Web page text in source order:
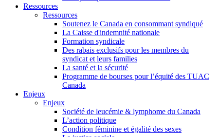
Ressources
Ressources
Soutenez le Canada en consommant syndiqué
La Caisse d'indemnité nationale
Formation syndicale
Des rabais exclusifs pour les membres du
syndicat et leurs families
La santé et la sécurité
Programme de bourses pour l’équité des TUAC
Canada
Enjeux
Enjeux
Société de leucémie & lymphome du Canada
L’action politique
Condition féminine et égalité des sexes